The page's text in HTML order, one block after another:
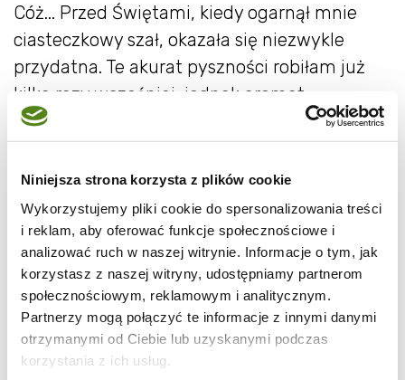
Niniejsza strona korzysta z plików cookie
Wykorzystujemy pliki cookie do spersonalizowania treści
i reklam, aby oferować funkcje społecznościowe i
analizować ruch w naszej witrynie. Informacje o tym, jak
korzystasz z naszej witryny, udostępniamy partnerom
społecznościowym, reklamowym i analitycznym.
Partnerzy mogą połączyć te informacje z innymi danymi
otrzymanymi od Ciebie lub uzyskanymi podczas
korzystania z ich usług.
Cóż... Przed Świętami, kiedy ogarnął mnie
ciasteczkowy szał, okazała się niezwykle
przydatna. Te akurat pyszności robiłam już
kilka razy wcześniej, jednak aromat
pomarańczy i czekolady, delikatnie
podkręcony kardamonem może być bardzo
świąteczny. Poza tym ciacha są naprawdę
świetne - robi się je błyskawicznie i bardzo
łatwo, i choć nie wyglądają powalająco,
zaskakują bogatym smakiem. Do puszki jak
znalazł!
Czekoladowo-pomarańczowe całuski z nutą
kardamonu